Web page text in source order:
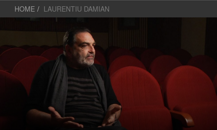
HOME LAURENTIU DAMIAN